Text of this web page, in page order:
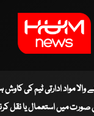
والا مواد ادارتی ٹیم کی
میں استعمال یا نقل